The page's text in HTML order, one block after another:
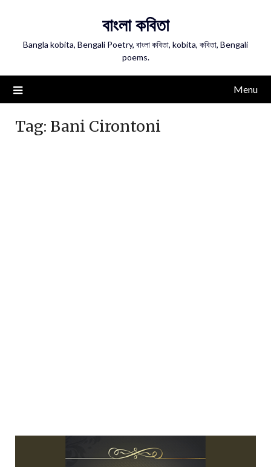
বাংলা কবিতা
Bangla kobita, Bengali Poetry, বাংলা কবিতা, kobita, কবিতা, Bengali
poems.
Menu
Tag: Bani Cirontoni